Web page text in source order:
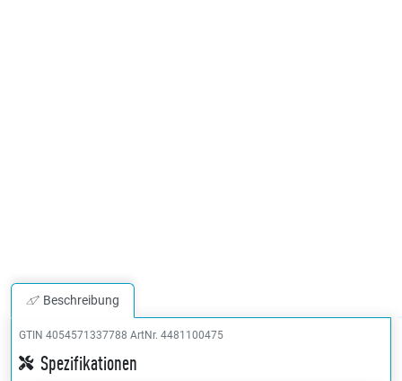
Beschreibung
GTIN 4054571337788 ArtNr. 4481100475
Spezifikationen